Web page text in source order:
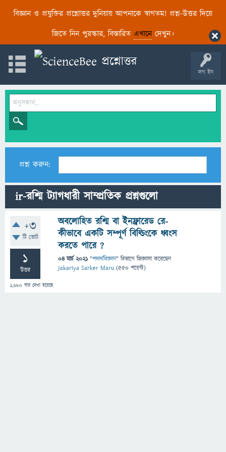
বিজ্ঞান ও প্রযুক্তির প্রশ্নোত্তর দুনিয়ায় আপনাকে স্বাগতম! প্রশ্ন-উত্তর দিয়ে
জিতে নিন পুরস্কার, বিস্তারিত এখানেদেখুন।
লগ ইন
প্রশ্ন করুন:
ir-রশ্মি ট্যাগধারী সাম্প্রতিক প্রশ্নগুলো
+3
টি ভোট
1
উত্তর
1,680 বার দেখা হয়েছে
অবলোহিত রশ্মি বা ইনফ্রারেড রে-
কীভাবে একটি সম্পূর্ণ বিল্ডিংকে ধ্বংস
করতে পারে ?
04 মার্চ 2021 "পদার্থবিজ্ঞান" বিভাগে জিজ্ঞাসাকরেছেন
Jakariya Sarker Maru (550 পয়েন্ট)